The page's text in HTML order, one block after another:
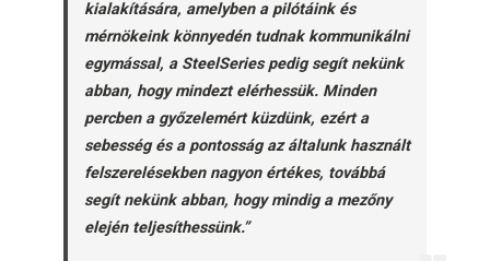
kialakítására, amelyben a pilótáink és
mérnökeink könnyedén tudnak kommunikálni
egymással, a SteelSeries pedig segít nekünk
abban, hogy mindezt elérhessük. Minden
percben a győzelemért küzdünk, ezért a
sebesség és a pontosság az általunk használt
felszerelésekben nagyon értékes, továbbá
segít nekünk abban, hogy mindig a mezőny
elején teljesíthessünk.”